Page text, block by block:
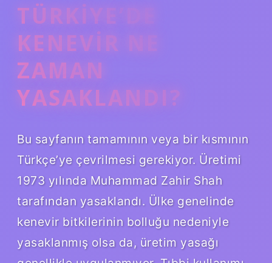
TÜRKIYE’DE
KENEVIR NE
ZAMAN
YASAKLANDI?
Bu sayfanın tamamının veya bir kısmının
Türkçe’ye çevrilmesi gerekiyor. Üretimi
1973 yılında Muhammad Zahir Shah
tarafından yasaklandı. Ülke genelinde
kenevir bitkilerinin bolluğu nedeniyle
yasaklanmış olsa da, üretim yasağı